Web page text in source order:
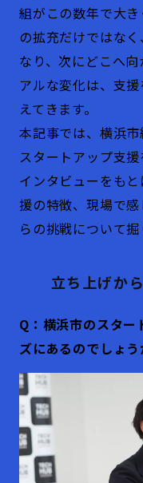
組がこの数年で大
の拡充だけではな
なり、次にどこへ
アルな変化は、支
えてきます。
本記事では、横浜
スタートアップ支
インタビューをも
援の特徴、現場で
らの挑戦について掘
立ち上げか
Q：横浜市のスター
ズにあるのでしょう